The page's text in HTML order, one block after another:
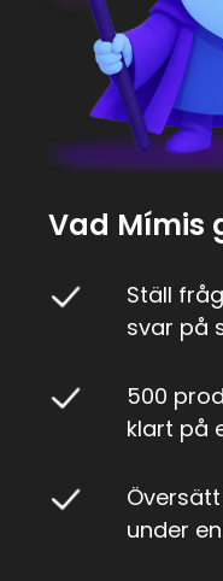
Vad Mímis
Ställ
svar på
500
klart på
under